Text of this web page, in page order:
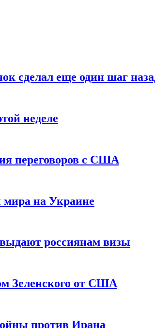
сделал еще один шаг
неделе
переговоров с США
мира на Украине
россиянам визы
Зеленского от США
против Ирана